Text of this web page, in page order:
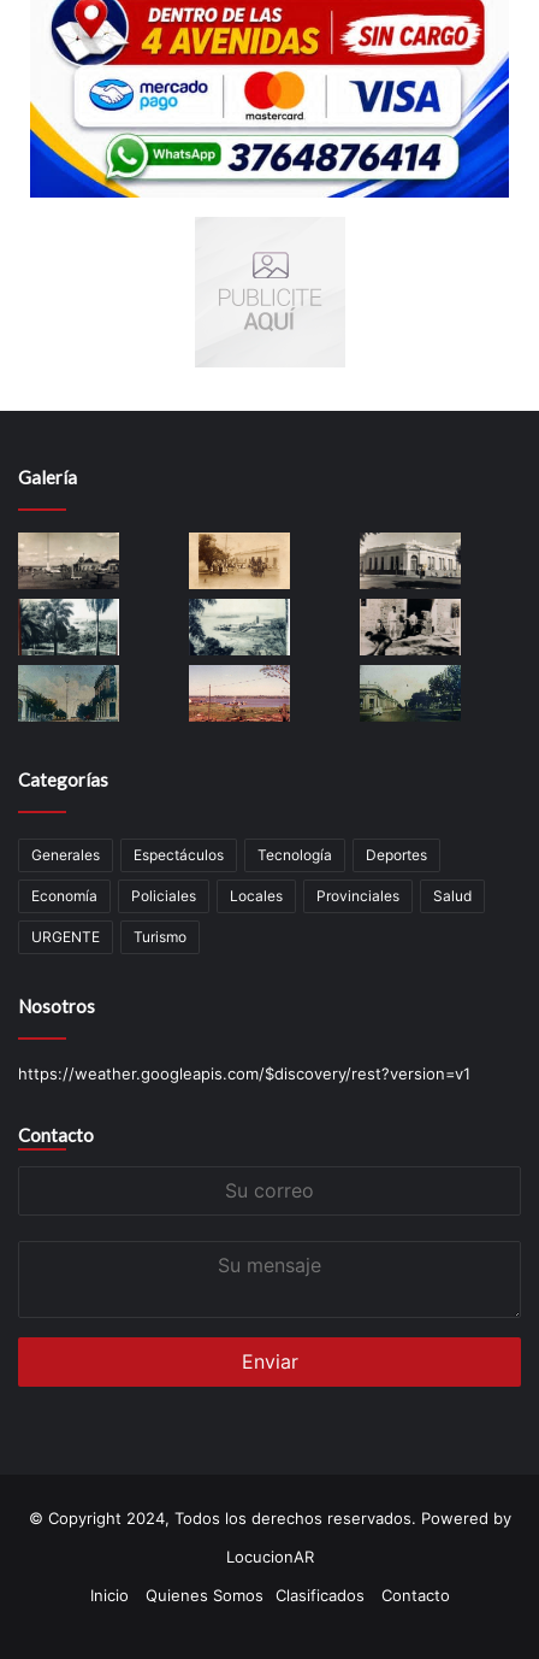
Galería
Categorías
Generales Espectáculos Tecnología Deportes
Economía Policiales Locales Provinciales Salud
URGENTE Turismo
Nosotros
https://weather.googleapis.com/$discovery/rest?version=v1
Contacto
© Copyright 2024, Todos los derechos reservados. Powered by
LocucionAR
Inicio
Quienes Somos Clasificados Contacto